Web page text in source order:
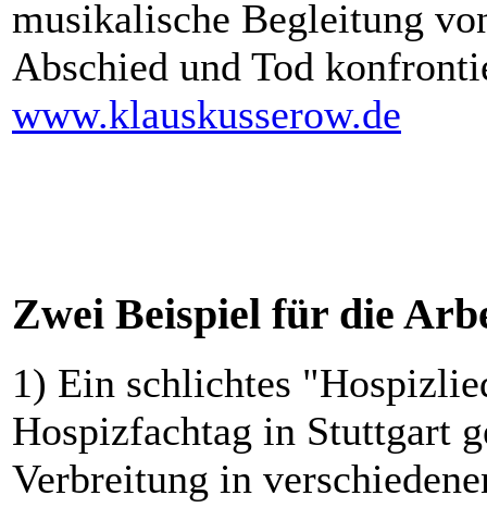
musikalische Begleitung
Abschied und Tod
www.klauskusserow.de
Zwei Beispiel für die
1) Ein schlichtes
Hospizfachtag in Stuttgart
Verbreitung in